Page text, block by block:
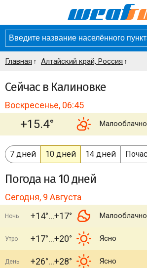
Главная Алтайский край, Россия
Сейчас в Калиновке
Воскресенье, 06:45
+15.4° Малооблачно
7 дней 10 дней 14 дней
Погода на 10 дней
Сегодня, 9 Августа
Ночь +14° +17° Малооблачно
Утро +17° +20° Ясно
День +26° +28° Ясно